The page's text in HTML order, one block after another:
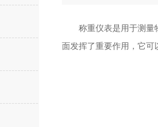
称重仪表是用于测量物
面发挥了重要作用，它